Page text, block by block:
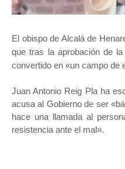
El obispo de Alcalá de
que tras la aprobación de
convertido en «un campo de
Juan Antonio Reig Pla ha
acusa al Gobierno de ser
hace una llamada al
resistencia ante el mal».